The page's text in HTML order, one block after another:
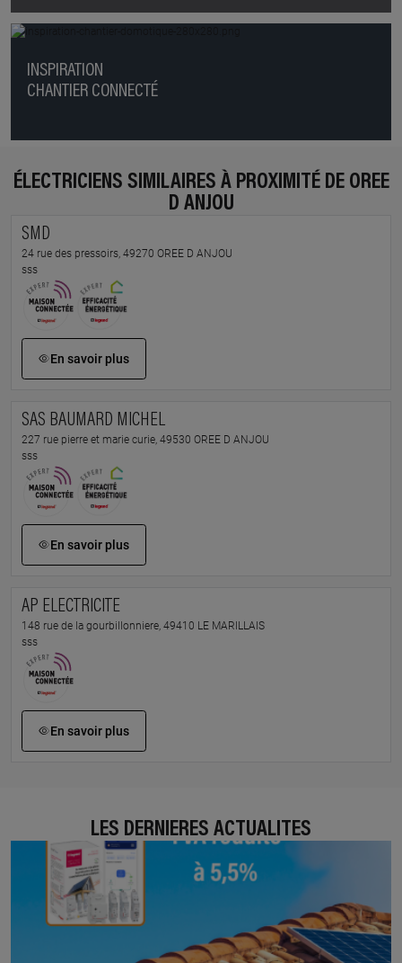
INSPIRATION
CHANTIER CONNECTÉ
ÉLECTRICIENS SIMILAIRES À PROXIMITÉ DE OREE
D ANJOU
SMD
24 rue des pressoirs, 49270 OREE D ANJOU
sss
En savoir plus
SAS BAUMARD MICHEL
227 rue pierre et marie curie, 49530 OREE D ANJOU
sss
En savoir plus
AP ELECTRICITE
148 rue de la gourbillonniere, 49410 LE MARILLAIS
sss
En savoir plus
LES DERNIÈRES ACTUALITÉS